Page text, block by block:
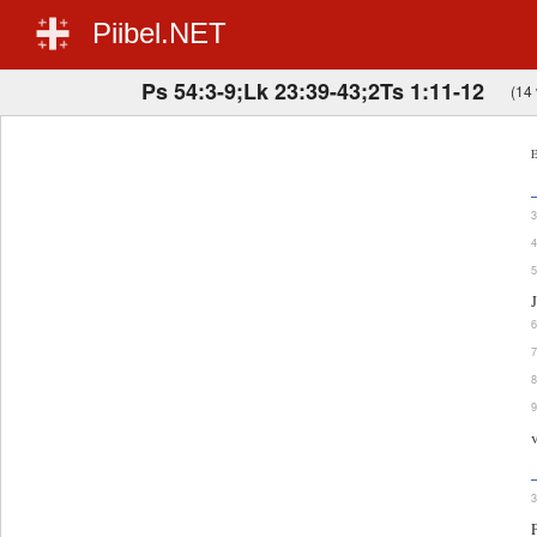
Piibel.NET
Ps 54:3-9;Lk 23:39-43;2Ts 1:11-12 (14
3
4
5
6
7
8
9